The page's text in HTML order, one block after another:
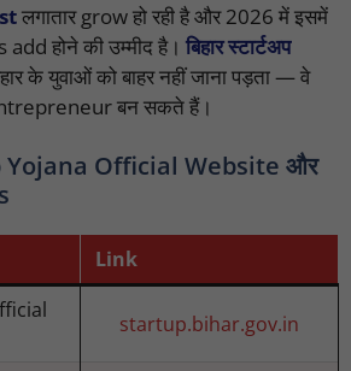
लगातार grow हो रही है और 2026 में इसमें
होने की उम्मीद है। बिहार स्टार्टअप
के युवाओं को बाहर नहीं जाना पड़ता — वे
बन सकते हैं।
Yojana Official Website और
Link
startup.bihar.gov.in